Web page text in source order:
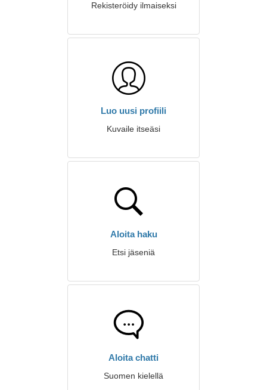
Rekisteröidy ilmaiseksi
Luo uusi profiili
Kuvaile itseäsi
Aloita haku
Etsi jäseniä
Aloita chatti
Suomen kielellä